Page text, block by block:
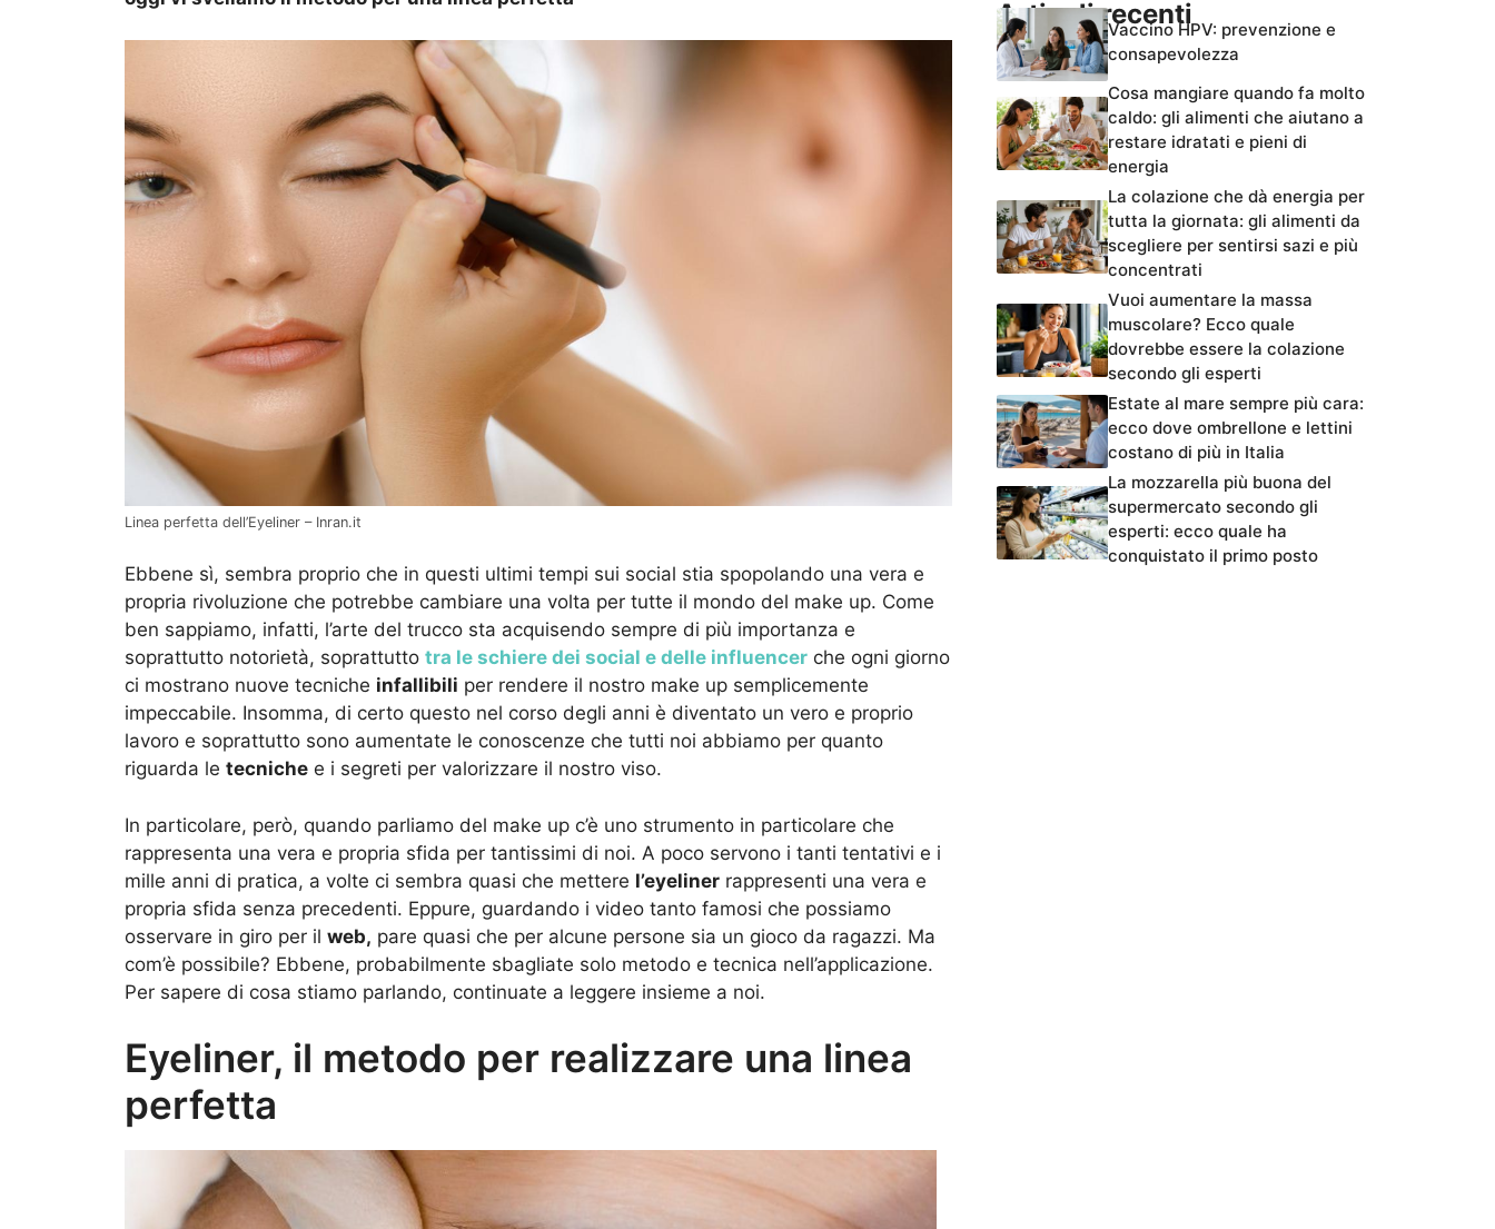
Linea perfetta dell’Eyeliner – Inran.it
Ebbene sì, sembra proprio che in questi ultimi tempi sui social stia spopolando una vera e
propria rivoluzione che potrebbe cambiare una volta per tutte il mondo del make up. Come
ben sappiamo, infatti, l’arte del trucco sta acquisendo sempre di più importanza e
soprattutto notorietà, soprattutto tra le schiere dei social e delle influencer che ogni giorno
ci mostrano nuove tecniche infallibili per rendere il nostro make up semplicemente
impeccabile. Insomma, di certo questo nel corso degli anni è diventato un vero e proprio
lavoro e soprattutto sono aumentate le conoscenze che tutti noi abbiamo per quanto
riguarda le tecniche e i segreti per valorizzare il nostro viso.
In particolare, però, quando parliamo del make up c’è uno strumento in particolare che
rappresenta una vera e propria sfida per tantissimi di noi. A poco servono i tanti tentativi e i
mille anni di pratica, a volte ci sembra quasi che mettere l’eyeliner rappresenti una vera e
propria sfida senza precedenti. Eppure, guardando i video tanto famosi che possiamo
osservare in giro per il web, pare quasi che per alcune persone sia un gioco da ragazzi. Ma
com’è possibile? Ebbene, probabilmente sbagliate solo metodo e tecnica nell’applicazione.
Per sapere di cosa stiamo parlando, continuate a leggere insieme a noi.
Eyeliner, il metodo per realizzare una linea
perfetta
Articoli recentiVaccino HPV: prevenzione e
consapevolezza
Cosa mangiare quando fa molto
caldo: gli alimenti che aiutano a
restare idratati e pieni di
energia
La colazione che dà energia per
tutta la giornata: gli alimenti da
scegliere per sentirsi sazi e più
concentrati
Vuoi aumentare la massa
muscolare? Ecco quale
dovrebbe essere la colazione
secondo gli esperti
Estate al mare sempre più cara:
ecco dove ombrellone e lettini
costano di più in Italia
La mozzarella più buona del
supermercato secondo gli
esperti: ecco quale ha
conquistato il primo posto